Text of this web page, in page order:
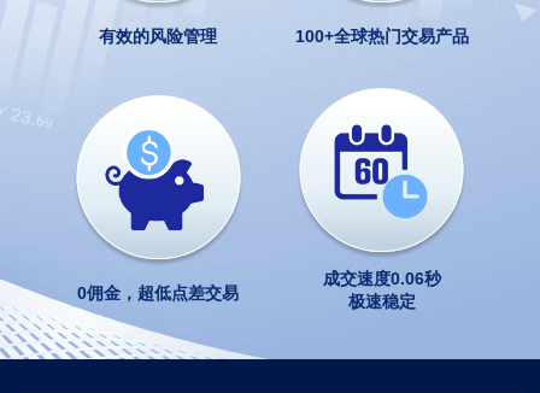
有效的风险管理 100+全球热门交易产品
0佣金，超低点差交易
成交速度0.06秒
极速稳定